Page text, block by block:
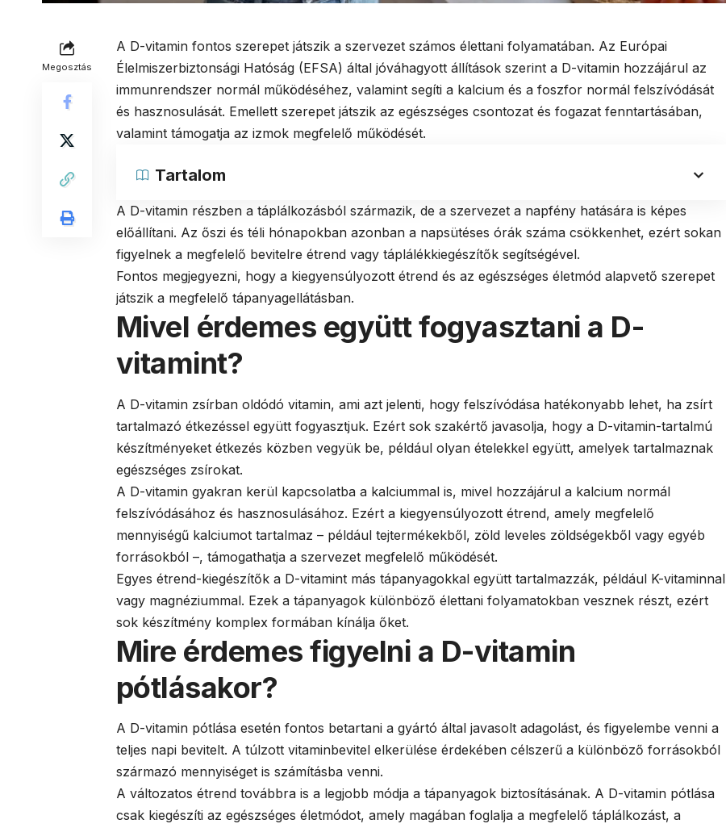
Megosztás
A D-vitamin fontos szerepet játszik a szervezet számos élettani folyamatában. Az Európai
Élelmiszerbiztonsági Hatóság (EFSA) által jóváhagyott állítások szerint a D-vitamin hozzájárul az
immunrendszer normál működéséhez, valamint segíti a kalcium és a foszfor normál felszívódását
és hasznosulását. Emellett szerepet játszik az egészséges csontozat és fogazat fenntartásában,
valamint támogatja az izmok megfelelő működését.
Tartalom
A D-vitamin részben a táplálkozásból származik, de a szervezet a napfény hatására is képes
előállítani. Az őszi és téli hónapokban azonban a napsütéses órák száma csökkenhet, ezért sokan
figyelnek a megfelelő bevitelre étrend vagy táplálékkiegészítők segítségével.
Fontos megjegyezni, hogy a kiegyensúlyozott étrend és az egészséges életmód alapvető szerepet
játszik a megfelelő tápanyagellátásban.
Mivel érdemes együtt fogyasztani a D-
vitamint?
A D-vitamin zsírban oldódó vitamin, ami azt jelenti, hogy felszívódása hatékonyabb lehet, ha zsírt
tartalmazó étkezéssel együtt fogyasztjuk. Ezért sok szakértő javasolja, hogy a D-vitamin-tartalmú
készítményeket étkezés közben vegyük be, például olyan ételekkel együtt, amelyek tartalmaznak
egészséges zsírokat.
A D-vitamin gyakran kerül kapcsolatba a kalciummal is, mivel hozzájárul a kalcium normál
felszívódásához és hasznosulásához. Ezért a kiegyensúlyozott étrend, amely megfelelő
mennyiségű kalciumot tartalmaz – például tejtermékekből, zöld leveles zöldségekből vagy egyéb
forrásokból –, támogathatja a szervezet megfelelő működését.
Egyes étrend-kiegészítők a D-vitamint más tápanyagokkal együtt tartalmazzák, például K-vitaminnal
vagy magnéziummal. Ezek a tápanyagok különböző élettani folyamatokban vesznek részt, ezért
sok készítmény komplex formában kínálja őket.
Mire érdemes figyelni a D-vitamin
pótlásakor?
A D-vitamin pótlása esetén fontos betartani a gyártó által javasolt adagolást, és figyelembe venni a
teljes napi bevitelt. A túlzott vitaminbevitel elkerülése érdekében célszerű a különböző forrásokból
származó mennyiséget is számításba venni.
A változatos étrend továbbra is a legjobb módja a tápanyagok biztosításának. A D-vitamin pótlása
csak kiegészíti az egészséges életmódot, amely magában foglalja a megfelelő táplálkozást, a